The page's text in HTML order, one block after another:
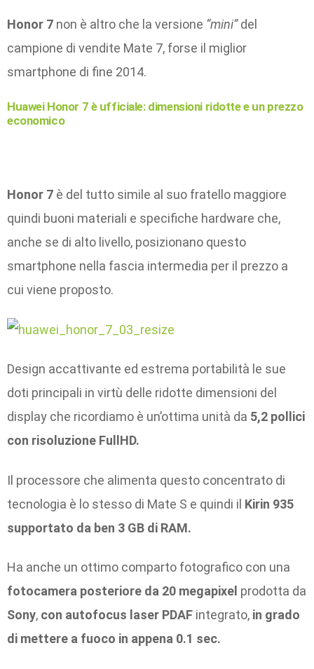
Honor 7 non è altro che la versione “mini”del
campione di vendite Mate 7, forse il miglior
smartphone di fine 2014.
Huawei Honor 7 è ufficiale: dimensioni ridotte e un prezzo
economico
Honor 7 è del tutto simile al suo fratello maggiore
quindi buoni materiali e specifiche hardware che,
anche se di alto livello, posizionano questo
smartphone nella fascia intermedia per il prezzo a
cui viene proposto.
Design accattivante ed estrema portabilità le sue
doti principali in virtù delle ridotte dimensioni del
display che ricordiamo è un’ottima unità da 5,2 pollici
con risoluzione FullHD.
Il processore che alimenta questo concentrato di
tecnologia è lo stesso di Mate S e quindi il Kirin 935
supportato da ben 3 GB di RAM.
Ha anche un ottimo comparto fotografico con una
fotocamera posteriore da 20 megapixel prodotta da
Sony, con autofocus laser PDAF integrato, in grado
di mettere a fuoco in appena 0.1 sec.